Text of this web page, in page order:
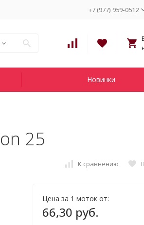
+7 (977) 959-0512
Новинки
25
К сравнению
Цена за 1 моток от:
66,30 руб.